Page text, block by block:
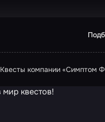
Квесты компании «Симптом